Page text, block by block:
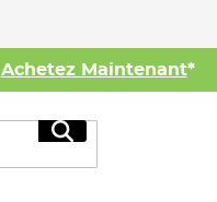
Achetez Maintenant*
Rechercher